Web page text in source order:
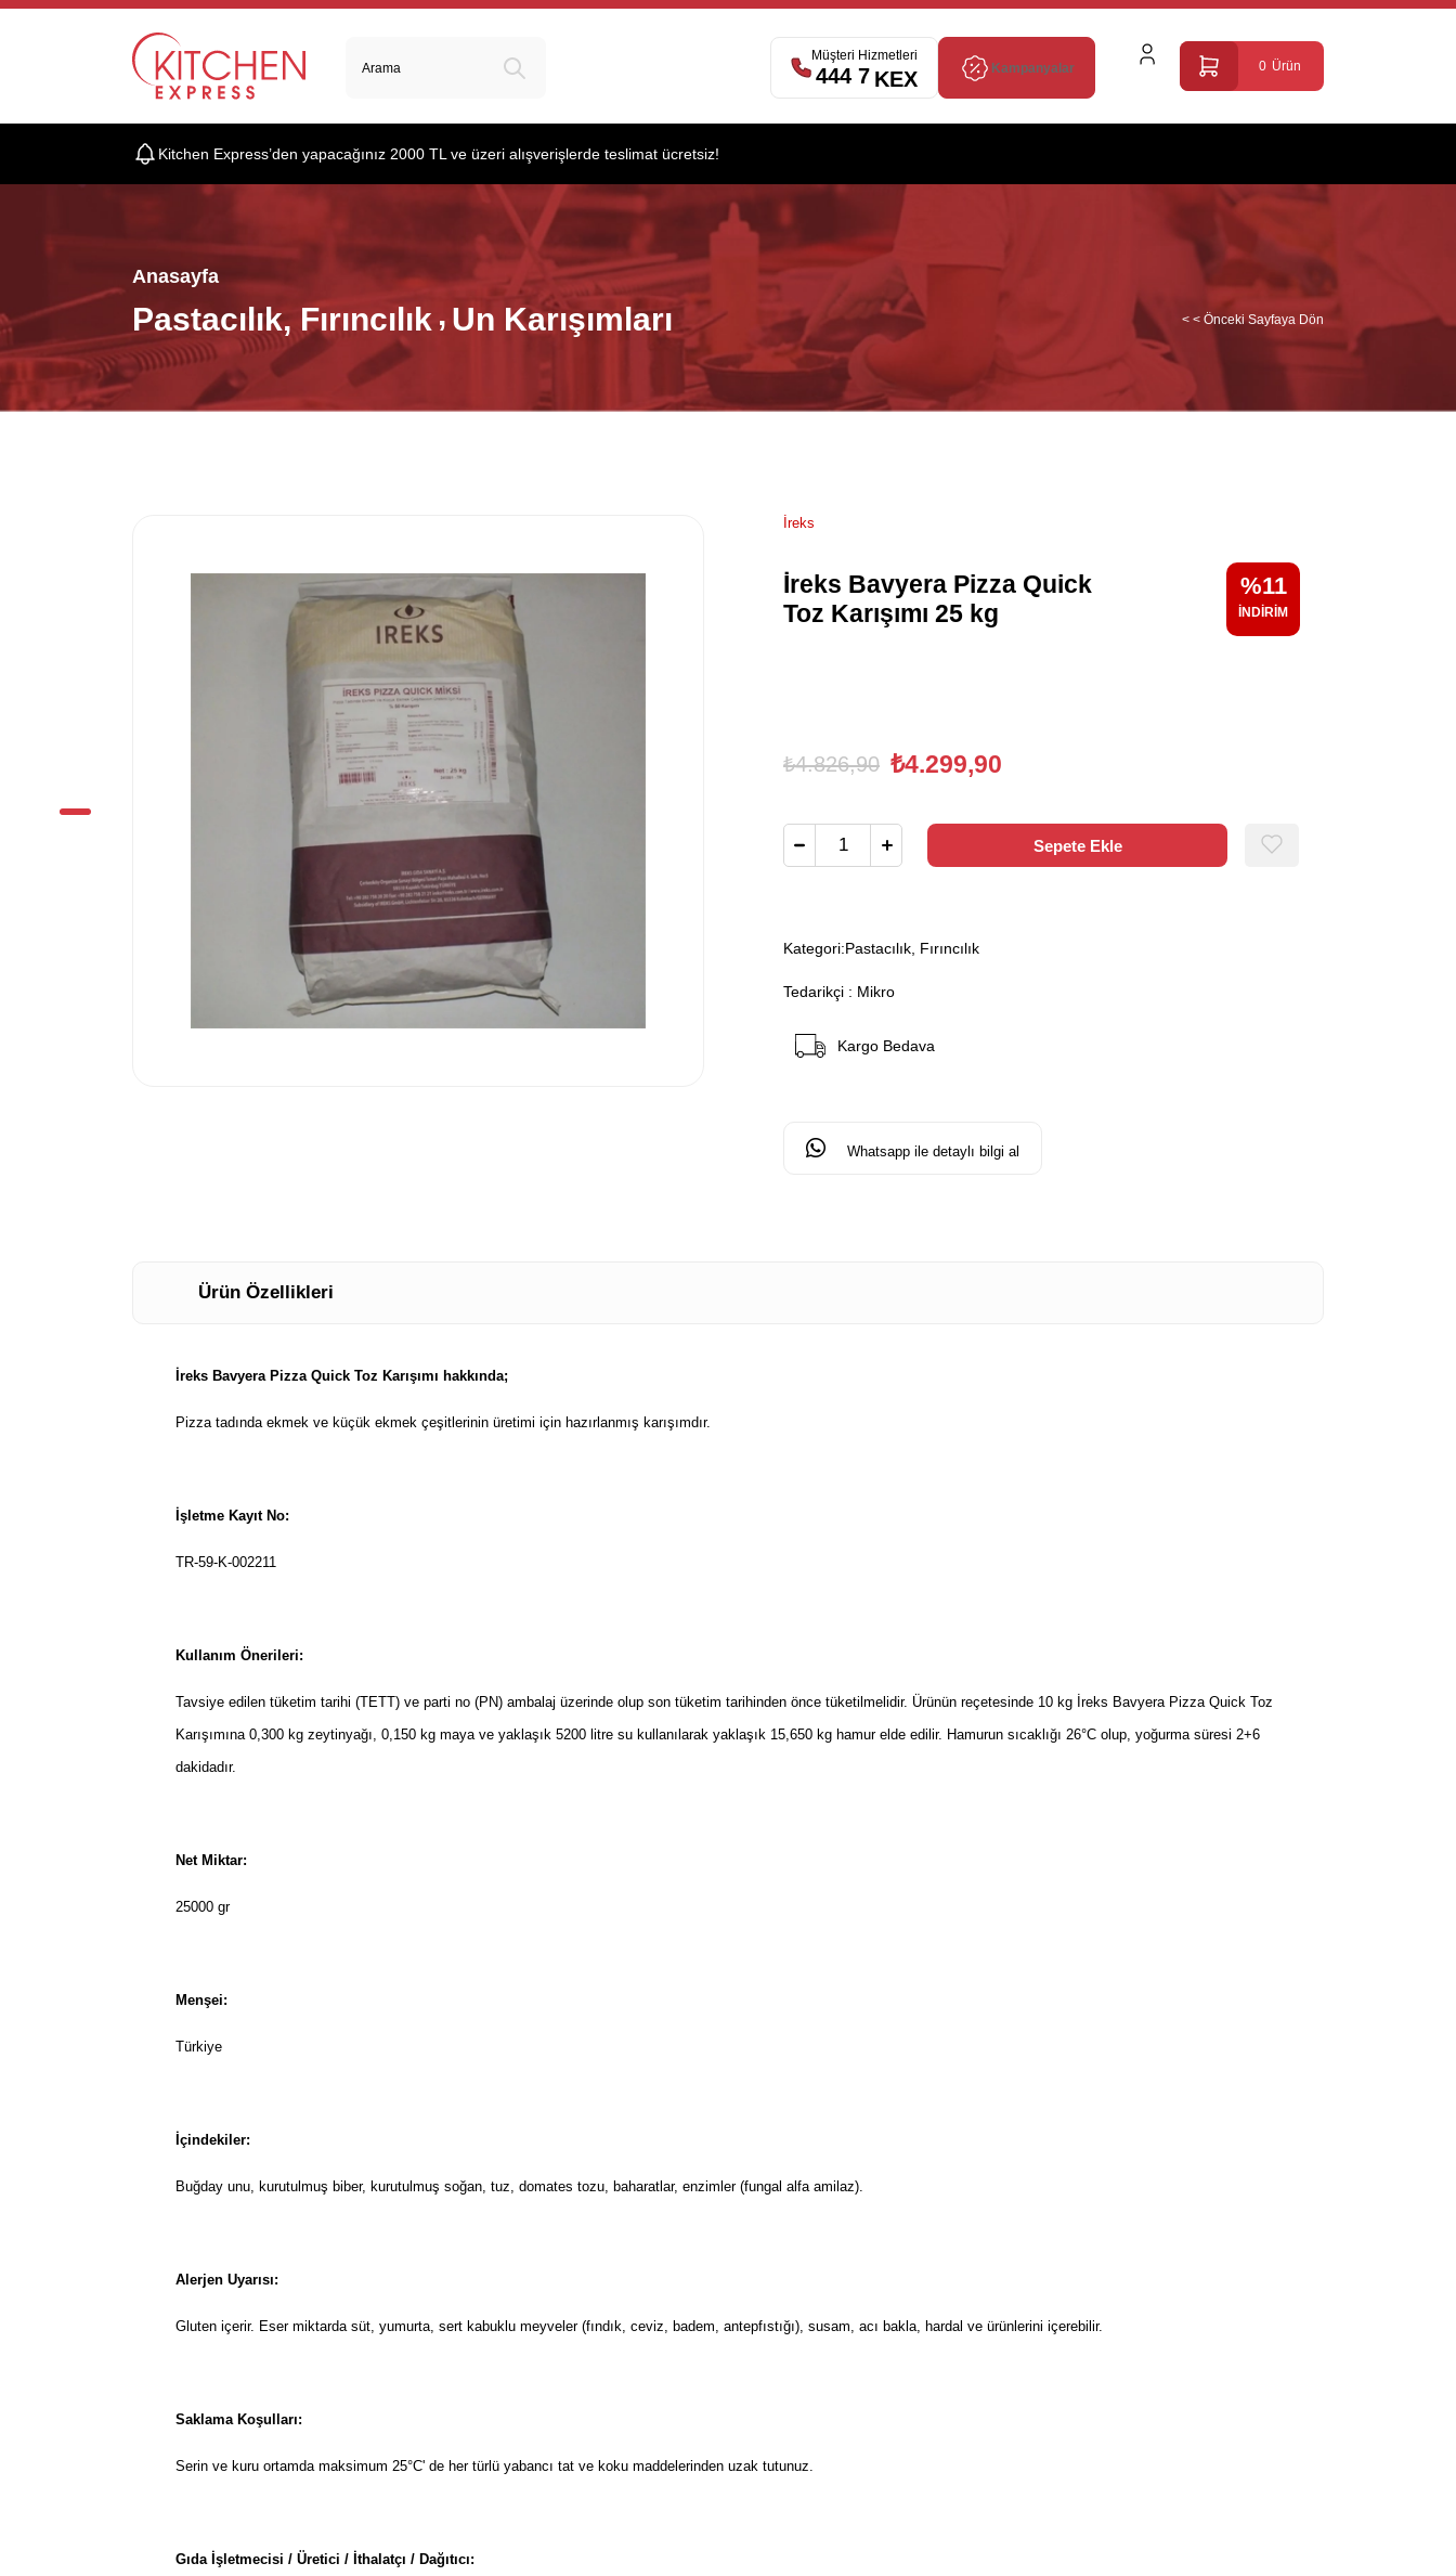
0 Ürün
Müşteri Hizmetleri
444 7 539
Kampanyalar
Kitchen Express’den yapacağınız 2000 TL ve üzeri alışverişlerde teslimat ücretsiz!
Anasayfa
Pastacılık, Fırıncılık Un Karışımları < < Önceki Sayfaya Dön
İreks
İreks Bavyera Pizza Quick
Toz Karışımı 25 kg
11
₺4.826,90 ₺4.299,90
Kategori:Pastacılık, Fırıncılık
Tedarikçi : Mikro
Kargo Bedava
Whatsapp ile detaylı bilgi al
Ürün Özellikleri
İreks Bavyera Pizza Quick Toz Karışımı hakkında;
Pizza tadında ekmek ve küçük ekmek çeşitlerinin üretimi için hazırlanmış karışımdır.
İşletme Kayıt No:
TR-59-K-002211
Kullanım Önerileri:
Tavsiye edilen tüketim tarihi (TETT) ve parti no (PN) ambalaj üzerinde olup son tüketim tarihinden önce tüketilmelidir. Ürünün reçetesinde 10 kg İreks Bavyera Pizza Quick Toz
Karışımına 0,300 kg zeytinyağı, 0,150 kg maya ve yaklaşık 5200 litre su kullanılarak yaklaşık 15,650 kg hamur elde edilir. Hamurun sıcaklığı 26°C olup, yoğurma süresi 2+6
dakidadır.
Net Miktar:
25000 gr
Menşei:
Türkiye
İçindekiler:
Buğday unu, kurutulmuş biber, kurutulmuş soğan, tuz, domates tozu, baharatlar, enzimler (fungal alfa amilaz).
Alerjen Uyarısı:
Gluten içerir. Eser miktarda süt, yumurta, sert kabuklu meyveler (fındık, ceviz, badem, antepfıstığı), susam, acı bakla, hardal ve ürünlerini içerebilir.
Saklama Koşulları:
Serin ve kuru ortamda maksimum 25°C' de her türlü yabancı tat ve koku maddelerinden uzak tutunuz.
Gıda İşletmecisi / Üretici / İthalatçı / Dağıtıcı: